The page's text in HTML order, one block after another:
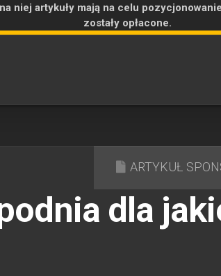
niej artykuły mają na celu
zostały opłacone.
ARTYKUŁ
dla